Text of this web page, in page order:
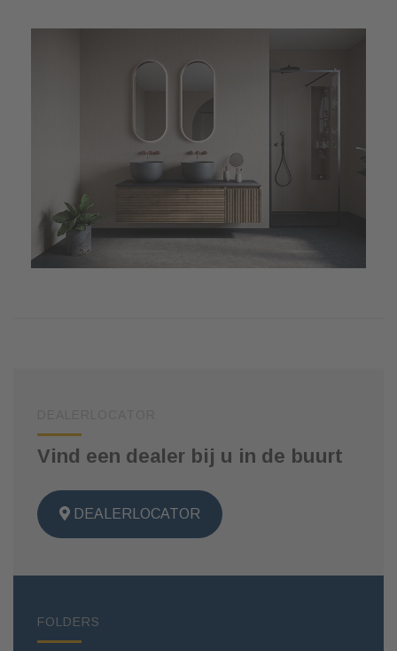
Vind een dealer bij u in de buurt
DEALERLOCATOR
FOLDERS